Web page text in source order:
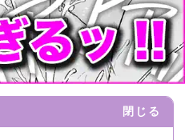
閉じる